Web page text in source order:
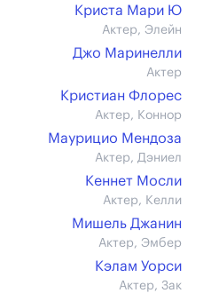
Криста Мари Ю
Актер, Элейн
Джо Маринелли
Актер
Кристиан Флорес
Актер, Коннор
Маурицио Мендоза
Актер, Дэниел
Кеннет Мосли
Актер, Келли
Мишель Джанин
Актер, Эмбер
Кэлам Уорси
Актер, Зак